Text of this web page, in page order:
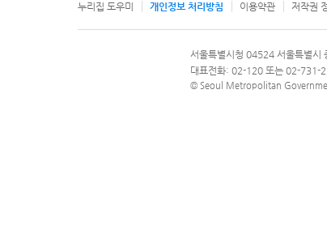
누리집 도우미 개인정보 처리방침 이용약관 저작권
문의 전화번호 120, 120 다산콜재단
서울특별시청 04524 서울특별시
대표전화: 02-120 또는 02-731-
© Seoul Metropolitan